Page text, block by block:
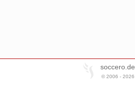
soccero.de
© 2006 - 2026